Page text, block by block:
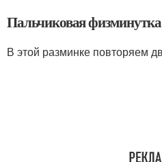
Пальчиковая физминутка
В этой разминке повторяем